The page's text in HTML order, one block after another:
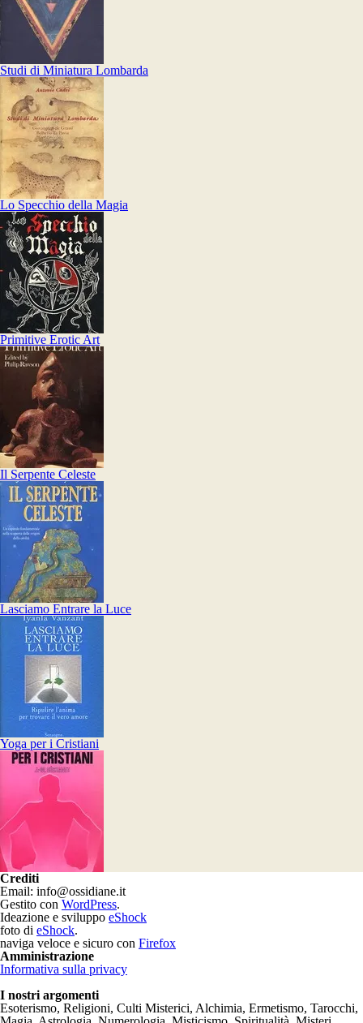
Studi di Miniatura Lombarda
Lo Specchio della Magia
Primitive Erotic Art
Il Serpente Celeste
Lasciamo Entrare la Luce
Yoga per i Cristiani
Crediti
Email: info@ossidiane.it
Gestito con WordPress.
Ideazione e sviluppo eShock
foto di eShock.
naviga veloce e sicuro con Firefox
Amministrazione
Informativa sulla privacy
I nostri argomenti
Esoterismo, Religioni, Culti Misterici, Alchimia, Ermetismo, Tarocchi,